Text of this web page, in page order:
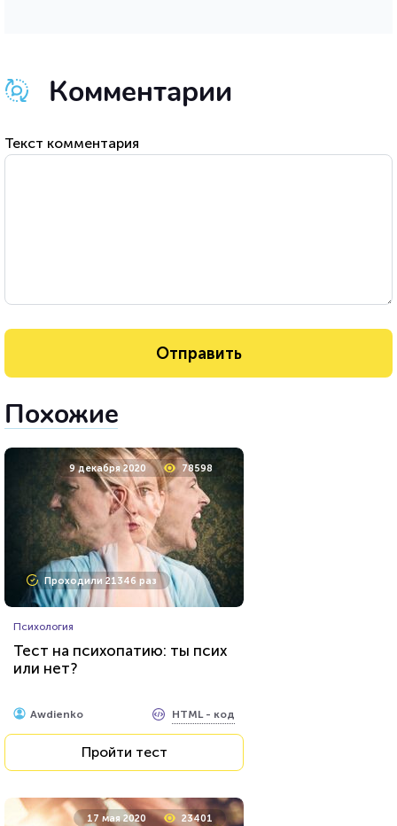
Комментарии
Текст комментария
Похожие
9 декабря 2020 78598
Проходили 21346 раз
Психология
Тест на психопатию: ты псих
или нет?
Awdienko HTML - код
Пройти тест
17 мая 2020 23401